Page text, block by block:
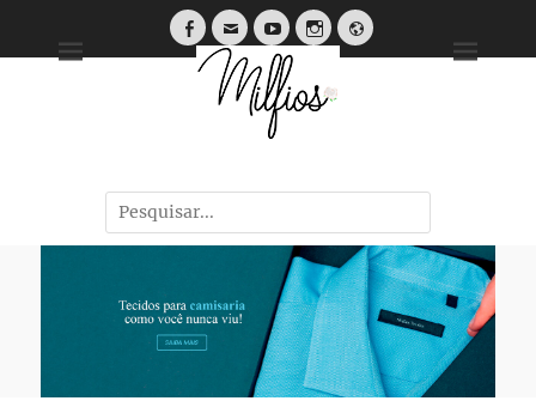
Tendências, Dicas e Guias de Tecidos